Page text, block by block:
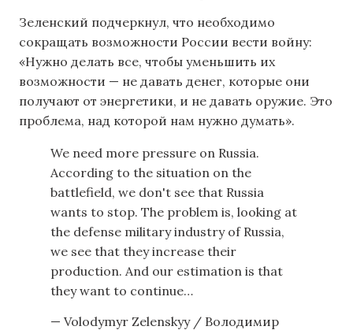
Зеленский подчеркнул, что необходимо
сокращать возможности России вести войну:
«Нужно делать все, чтобы уменьшить их
возможности — не давать денег, которые они
получают от энергетики, и не давать оружие. Это
проблема, над которой нам нужно думать».
We need more pressure on Russia.
According to the situation on the
battlefield, we don't see that Russia
wants to stop. The problem is, looking at
the defense military industry of Russia,
we see that they increase their
production. And our estimation is that
they want to continue…
— Volodymyr Zelenskyy / Володимир